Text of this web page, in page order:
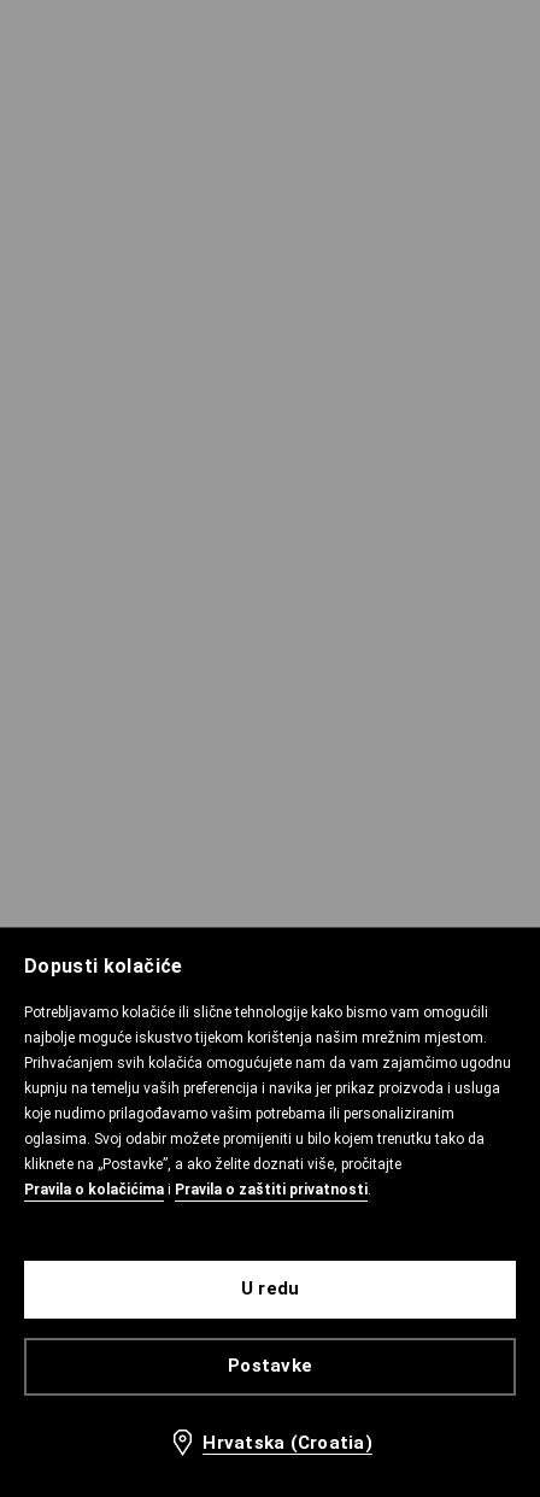
Dopusti kolačiće
Potrebljavamo kolačiće ili slične tehnologije kako bismo vam omogućili
najbolje moguće iskustvo tijekom korištenja našim mrežnim mjestom.
Prihvaćanjem svih kolačića omogućujete nam da vam zajamčimo ugodnu
kupnju na temelju vaših preferencija i navika jer prikaz proizvoda i usluga
koje nudimo prilagođavamo vašim potrebama ili personaliziranim
oglasima. Svoj odabir možete promijeniti u bilo kojem trenutku tako da
kliknete na „Postavke”, a ako želite doznati više, pročitajte
Pravila o kolačićima i Pravila o zaštiti privatnosti.
Postavke
U redu
Hrvatska (Croatia)